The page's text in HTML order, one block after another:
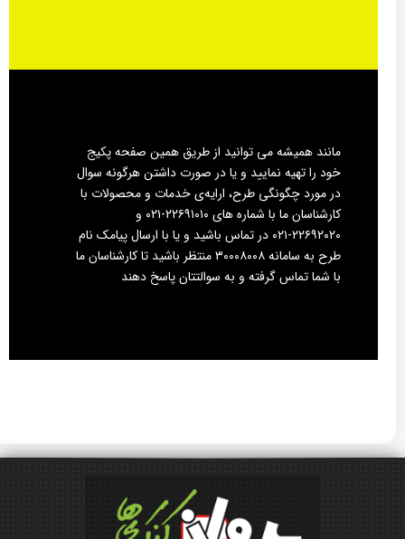
مانند همیشه می توانید از طریق همین صفحه پکیج
خود را تهیه نمایید و یا در صورت داشتن هرگونه سوال
در مورد چگونگی طرح، ارایه‌ی خدمات و محصولات با
کارشناسان ما با شماره های ۲۲۶۹۱۰۱۰-۰۲۱ و
۲۲۶۹۲۰۲۰-۰۲۱ در تماس باشید و یا با ارسال پیامک نام
طرح به سامانه ۳۰۰۰۸۰۰۸ منتظر باشید تا کارشناسان ما
با شما تماس گرفته و به سوالتتان پاسخ دهند